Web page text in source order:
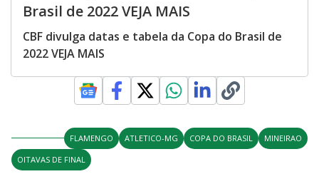
Brasil de 2022 VEJA MAIS
CBF divulga datas e tabela da Copa do Brasil de
2022 VEJA MAIS
FLAMENGO ATLETICO-MG COPA DO BRASIL
MINEIRAO
OITAVAS DE FINAL